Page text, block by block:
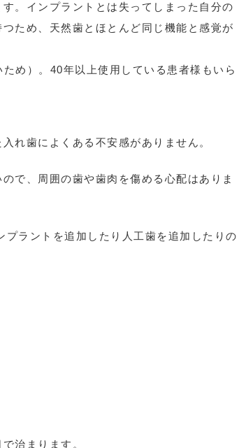
。インプラントとは失ってしまった自分の
ため、天然歯とほとんど同じ機能と感覚が
め）。40年以上使用している患者様もいら
れ歯によくある不安感がありません。
で、周囲の歯や歯肉を傷める心配はありま
ラントを追加したり人工歯を追加したりの
治まります。